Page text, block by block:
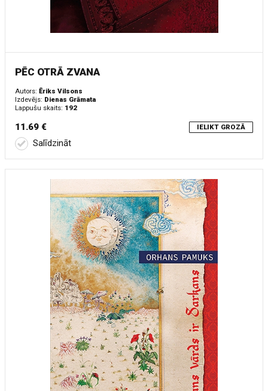
PĒC OTRĀ ZVANA
Autors: Ēriks Vilsons
Izdevējs: Dienas Grāmata
Lappušu skaits: 192
11.69 € IELIKT GROZĀ
Salīdzināt